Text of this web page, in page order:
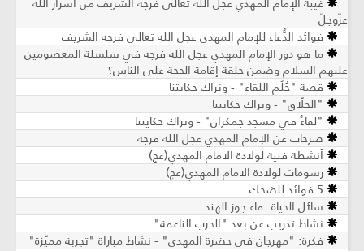
عزّوجلّ
فوائد الدُّعاء للإمام المهدي عجل الله تعالى فرجه الشريف
ما هو دور الإمام المهدي عجل الله فرجه في سلسلة المعصومين
عليهم السلام وضمن حلقة إقامة الحجة على الناس؟
قصة "حُلُم اللقاء" - ونراك حكايتنا
"الحلّاق" - ونراك حكايتنا
"لقاءٌ في مسجد جمكران" - ونراك حكايتنا
صرخات عن الإمام المهدي عجل الله فرجه
أنشطة فنية لولادة الامام المهدي(عج)
رسومات لولادة الامام المهدي(عج)
5 فوائد للضحك
سائل الحياة..ماء جوز الهند
نشاط تدريب عن بعد "الحرب الناعمة"
فكرة: "مهرجان في حضرة المهدي" - نشاط مباراة "تجربة مميّزة"